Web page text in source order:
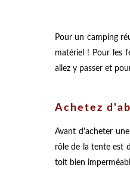
Pour un camping
matériel ! Pour les
allez y passer et
Achetez
Avant d'acheter
rôle de la tente est
toit bien